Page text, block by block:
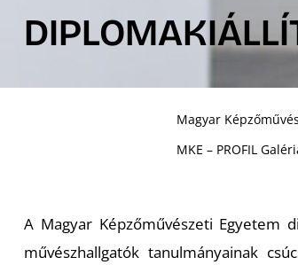
Magyar
MKE – PROFIL
A Magyar Képzőművészeti Egyetem
művészhallgatók tanulmányainak